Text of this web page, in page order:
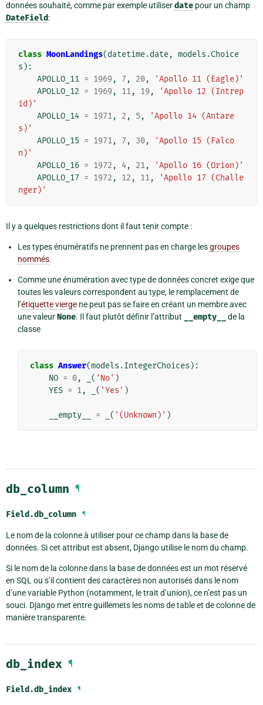
données souhaité, comme par exemple utiliserdate pour un champ
DateField:
class MoonLandings(datetime.date, models .Choice
s ):
APOLLO_11 = 1969, 7 , 20,
'Apollo 11 (Eagle)'
APOLLO_12 = 1969, 11, 19,
'Apollo 12 (Intrep
id)'
APOLLO_14 = 1971, 2 , 5 ,
'Apollo 14 (Antare
s)'
APOLLO_15 = 1971, 7 , 30,
'Apollo 15 (Falco
n)'
APOLLO_16 = 1972 , 4, 21,
'Apollo 16 (Orion)'
APOLLO_17 = 1972 , 12 , 11,
'Apollo 17 (Challe
nger)'
Il y a quelques restrictions dont il faut tenir compte :
Les types énumératifs ne prennent pas en charge lesgroupes
nommés.
Comme une énumération avec type de données concret exige que
toutes les valeurs correspondent au type, le remplacement de
l’étiquette vierge ne peut pas se faire en créant un membre avec
une valeurNone. Il faut plutôt définir l’attribut __empty__
de la
classe
class Answer(models .IntegerChoices ):
NO = 0, ( 'No' )
YES = 1, ( 'Yes' )
__empty__ = ( '(Unknown)' )
db_column ¶
Field.db_column ¶
Le nom de la colonne à utiliser pour ce champ dans la base de
données. Si cet attribut est absent, Django utilise le nom du champ.
Si le nom de la colonne dans la base de données est un mot réservé
en SQL ou s’il contient des caractères non autorisés dans le nom
d’une variable Python (notamment, le trait d’union), ce n’est pas un
souci. Django met entre guillemets les noms de table et de colonne de
manière transparente.
db_index ¶
Field.db_index ¶